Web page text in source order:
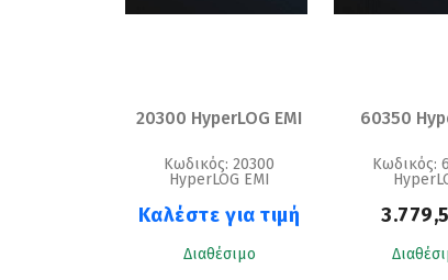
20300 HyperLOG EMI
Κωδικός: 20300
HyperLOG EMI
Καλέστε για τιμή
Διαθέσιμο
60350
Κωδικός: